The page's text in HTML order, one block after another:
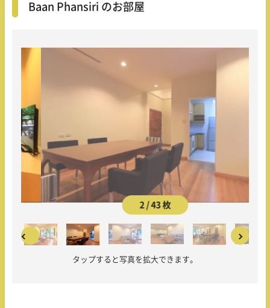
Baan Phansiri のお部屋
2 / 43 枚
タップすると写真を拡大できます。